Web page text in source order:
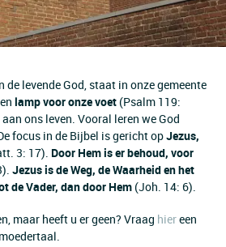
de levende God, staat in onze gemeente
lamp voor onze voet (Psalm 119:
ons leven. Vooral leren we God
focus in de Bijbel is gericht opJezus,
3: 17). Door Hem is er behoud, voor
Jezus is de Weg, de Waarheid en het
de Vader, dan door Hem (Joh. 14: 6).
maar heeft u er geen? Vraag hiereen